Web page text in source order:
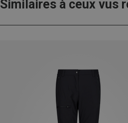
Similaires à ceux vus